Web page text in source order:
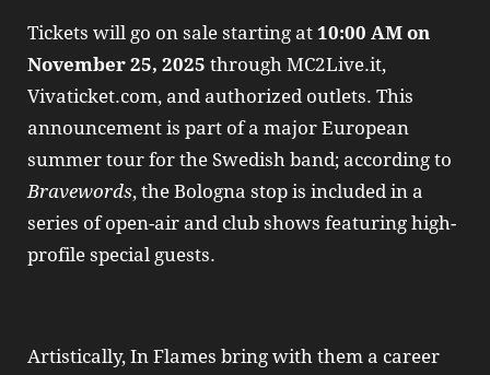
Tickets will go on sale starting at 10:00 AM on
November 25, 2025 through MC2Live.it,
Vivaticket.com, and authorized outlets. This
announcement is part of a major European
summer tour for the Swedish band; according to
Bravewords, the Bologna stop is included in a
series of open-air and club shows featuring high-
profile special guests.
Artistically, In Flames bring with them a career